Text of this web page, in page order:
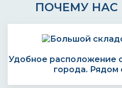
ПОЧЕМУ
Удобное расположение
города. Рядом